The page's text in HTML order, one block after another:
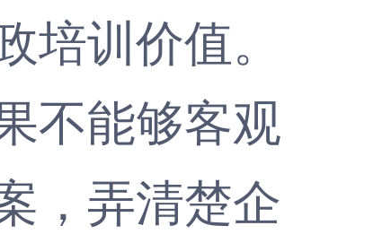
训价值。
不能够客观
，弄清楚企